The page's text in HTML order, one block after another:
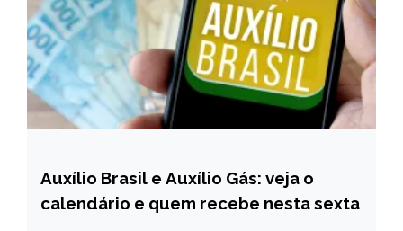
BRASIL
NOTÍCIAS
Auxílio Brasil e Auxílio Gás: veja o
calendário e quem recebe nesta sexta